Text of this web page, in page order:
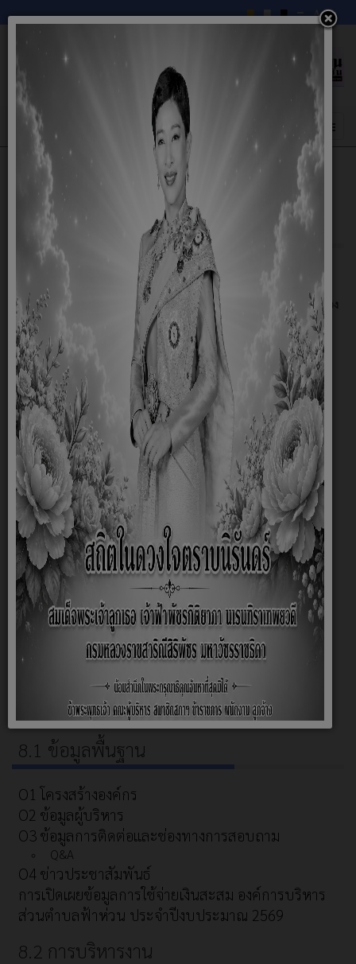
ประกาศราคากลาง โครงการเสริมผิวถนน
คอนกรีตเสริมเหล็ก สายบ้านนางทองสา กล้า
เสมอ - สามแยกถนนไปโนนบ้านร้าง หมู่ที่ 7
ประกาศราคากลาง โครงการเสริมผิวถนนคอนกรีตเสริมเหล็ก สายบ้านนางทอง
สา กล้าเสมอ - สามแยกถนนไปโนนบ้านร้าง หมู่ที่ 7
8.1 ข้อมูลพื้นฐาน
O1 โครงสร้างองค์กร
O2 ข้อมูลผู้บริหาร
O3 ข้อมูลการติดต่อและช่องทางการสอบถาม
Q&A
O4 ข่าวประชาสัมพันธ์
การเปิดเผยข้อมูลการใช้จ่ายเงินสะสม องค์การบริหาร
ส่วนตำบลฟ้าห่วน ประจำปีงบประมาณ 2569
8.2 การบริหารงาน